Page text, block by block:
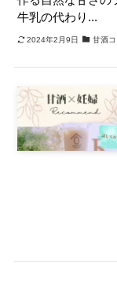
牛乳の代わり...
2024年2月9日 甘酒